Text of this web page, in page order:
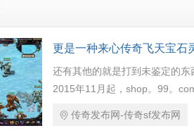
更是一种来心传奇飞天宝石
还有其他的就是打到未鉴定的
2015年11月起，shop。99。
传奇发布网-传奇sf发布网